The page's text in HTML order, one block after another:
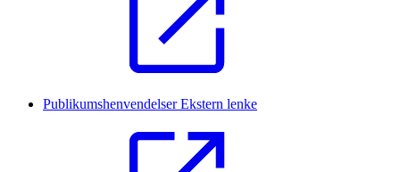
PublikumshenvendelserEkstern lenke